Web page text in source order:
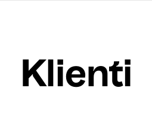
Klienti